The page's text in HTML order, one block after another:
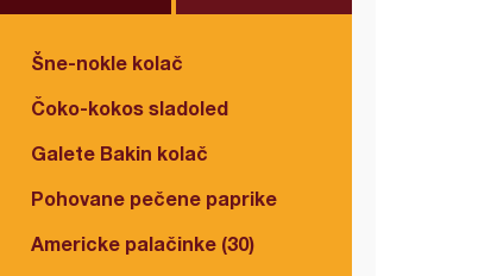
Šne-nokle kolač
Čoko-kokos sladoled
Galete Bakin kolač
Pohovane pečene paprike
Americke palačinke (30)